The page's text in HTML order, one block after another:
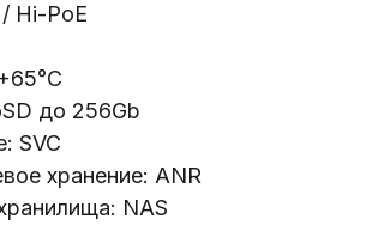
Hi-PoE
до 256Gb
SVC
хранение: ANR
NAS